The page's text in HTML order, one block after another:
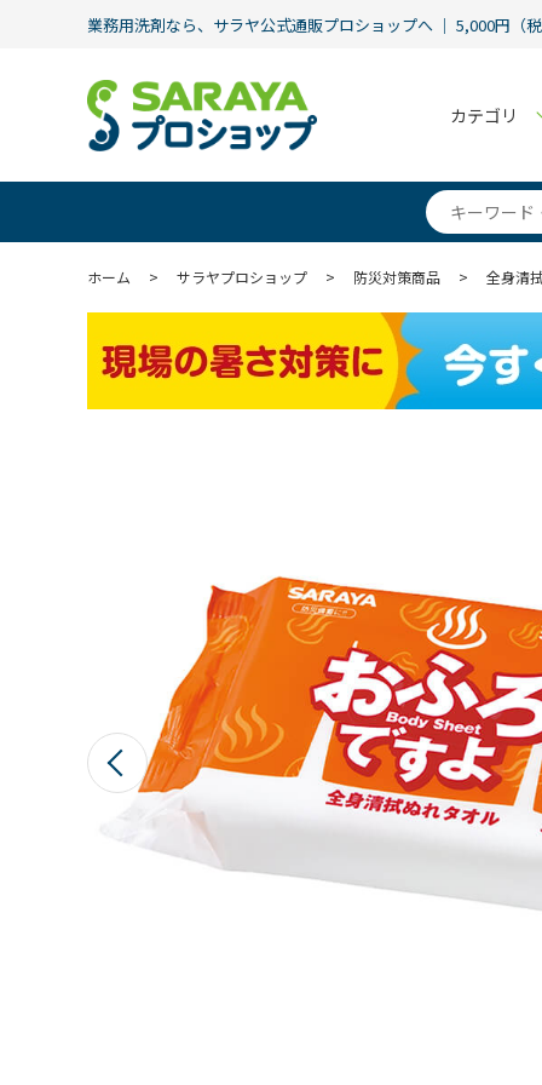
業務用洗剤なら、サラヤ公式通販プロショップへ ｜ 5,000円（
カテゴリ
ホーム > サラヤプロショップ > 防災対策商品 > 全身清